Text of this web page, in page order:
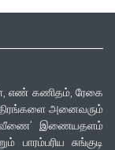
எண் கணிதம், ரேகை
அனைவரும்
இணையதளம்
சுங்குடி